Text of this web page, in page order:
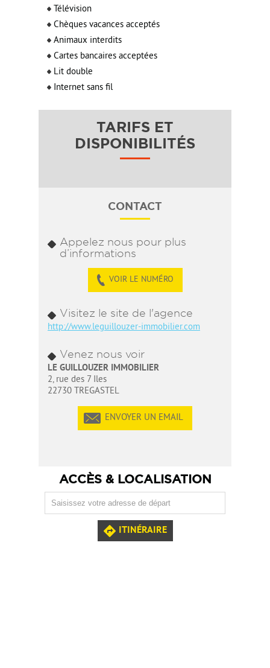
Télévision
Chèques vacances acceptés
Animaux interdits
Cartes bancaires acceptées
Lit double
Internet sans fil
TARIFS ET
DISPONIBILITÉS
CONTACT
Appelez nous pour plus
d’informations
VOIR LE NUMÉRO
Visitez le site de l'agence
http://www.leguillouzer-immobilier.com
Venez nous voir
LE GUILLOUZER IMMOBILIER
2, rue des 7 Iles
22730 TREGASTEL
ENVOYER UN EMAIL
ACCÈS & LOCALISATION